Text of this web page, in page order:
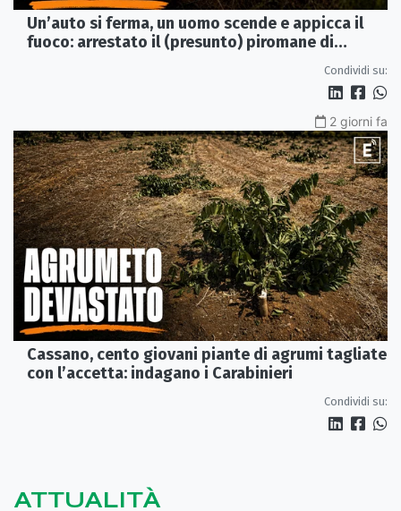
Un’auto si ferma, un uomo scende e appicca il
fuoco: arrestato il (presunto) piromane di
Condividi su:
2 giorni fa
Cassano, cento giovani piante di agrumi tagliate
con l’accetta: indagano i Carabinieri
Condividi su:
ATTUALITÀ